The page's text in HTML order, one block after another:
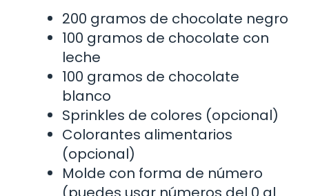
200 gramos de chocolate negro
100 gramos de chocolate con
leche
100 gramos de chocolate
blanco
Sprinkles de colores (opcional)
Colorantes alimentarios
(opcional)
Molde con forma de número